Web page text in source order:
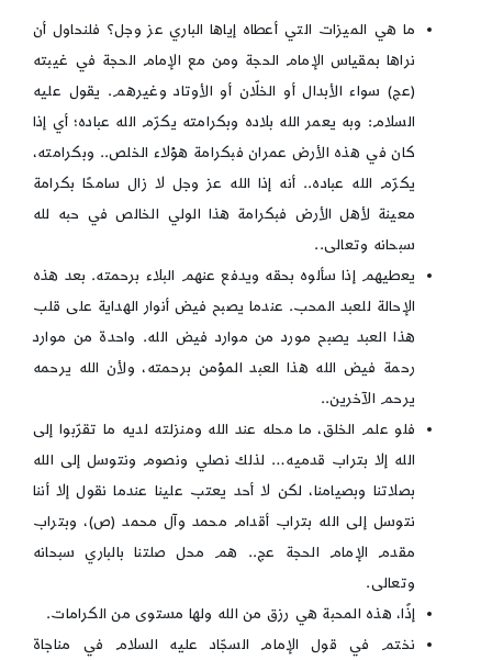
ما هي الميزات التي أعطاه إياها الباري عز وجل؟ فلنحاول أن
نراها بمقياس الإمام الحجة ومن مع الإمام الحجة في غيبته
(عج) سواء الأبدال أو الخلّان أو الأوتاد وغيرهم. يقول عليه
السلام: وبه يعمر الله بلاده وبكرامته يكرّم الله عباده؛ أي إذا
كان في هذه الأرض عمران فبكرامة هؤلاء الخلص.. وبكرامته،
يكرّم الله عباده.. أنه إذا الله عز وجل لا زال سامحًا بكرامة
معينة لأهل الأرض فبكرامة هذا الولي الخالص في حبه لله
سبحانه وتعالى..
يعطيهم إذا سألوه بحقه ويدفع عنهم البلاء برحمته. بعد هذه
الإحالة للعبد المحب. عندما يصبح فيض أنوار الهداية على قلب
هذا العبد يصبح مورد من موارد فيض الله. واحدة من موارد
رحمة فيض الله هذا العبد المؤمن برحمته، ولأن الله يرحمه
يرحم الآخرين..
فلو علم الخلق، ما محله عند الله ومنزلته لديه ما تقرّبوا إلى
الله إلا بتراب قدميه… لذلك نصلي ونصوم ونتوسل إلى الله
بصلاتنا وبصيامنا، لكن لا أحد يعتب علينا عندما نقول إلا أننا
نتوسل إلى الله بتراب أقدام محمد وآل محمد (ص)، وبتراب
مقدم الإمام الحجة عج.. هم محل صلتنا بالباري سبحانه
وتعالى.
إذًا، هذه المحبة هي رزق من الله ولها مستوى من الكرامات.
نختم في قول الإمام السجّاد عليه السلام في مناجاة